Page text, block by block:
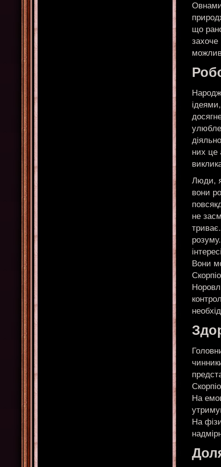
що
захоче
них це
Люди,
вони
не
Вони
На
На